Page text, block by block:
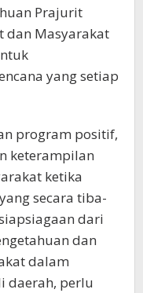
Prajurit
dan Masyarakat
yang setiap
program positif,
keterampilan
ketika
secara tiba-
dari
dan
dalam
daerah, perlu